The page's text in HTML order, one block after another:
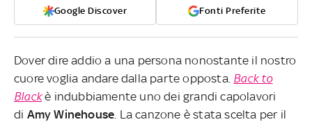
Google Discover Fonti Preferite
Dover dire addio a una persona nonostante il nostro
cuore voglia andare dalla parte opposta. Back to
Black è indubbiamente uno dei grandi capolavori
di Amy Winehouse . La canzone è stata scelta per il